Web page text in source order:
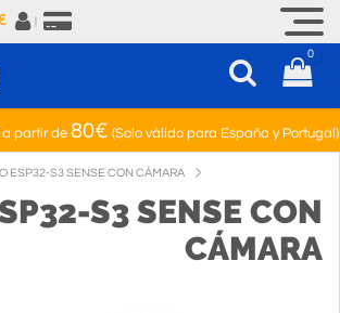
0
partir de 80€ (Solo válido para España y Portugal)
ESP32-S3 SENSE CON CÁMARA
S3 SENSE CON
CÁMARA